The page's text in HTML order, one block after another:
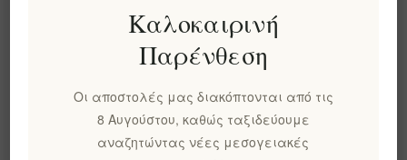
Καλοκαιρινή
Παρένθεση
Οι αποστολές μας διακόπτονται από τις
8 Αυγούστου, καθώς ταξιδεύουμε
αναζητώντας νέες μεσογειακές